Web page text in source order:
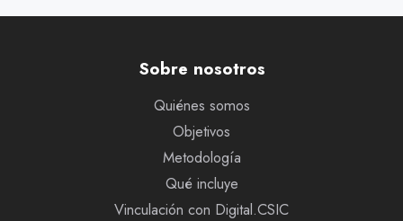
Sobre nosotros
Quiénes somos
Objetivos
Metodología
Qué incluye
Vinculación con Digital.CSIC